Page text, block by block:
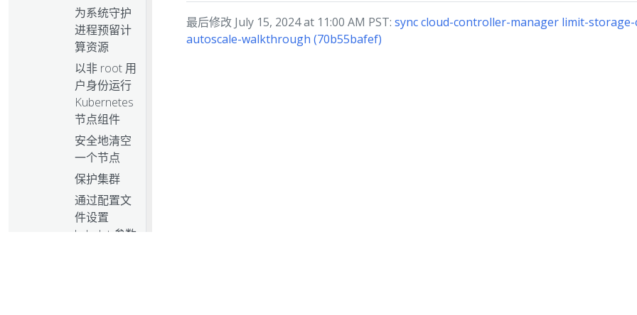
为系统守护
进程预留计
算资源
以非 root 用
户身份运行
Kubernetes
节点组件
安全地清空
一个节点
保护集群
通过配置文
件设置
kubelet 参数
最后修改 July 15, 2024 at 11:00 AM PST: sync cloud-controller-manager limit-
autoscale-walkthrough (70b55bafef)